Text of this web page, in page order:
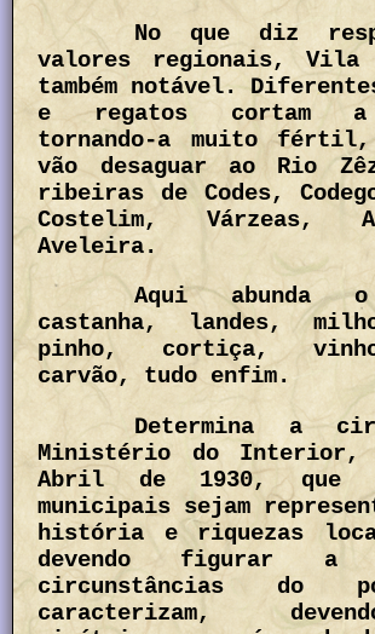
No que diz
valores regionais,
também notável.
e regatos cortam
tornando-a muito
vão desaguar ao Rio
ribeiras de Codes,
Costelim, Várzeas,
Aveleira.
Aqui abunda
castanha, landes,
pinho, cortiça,
carvão, tudo enfim.
Determina a
Ministério do Interior,
Abril de 1930, que
municipais sejam
história e riquezas
devendo figurar
circunstâncias do
caracterizam,